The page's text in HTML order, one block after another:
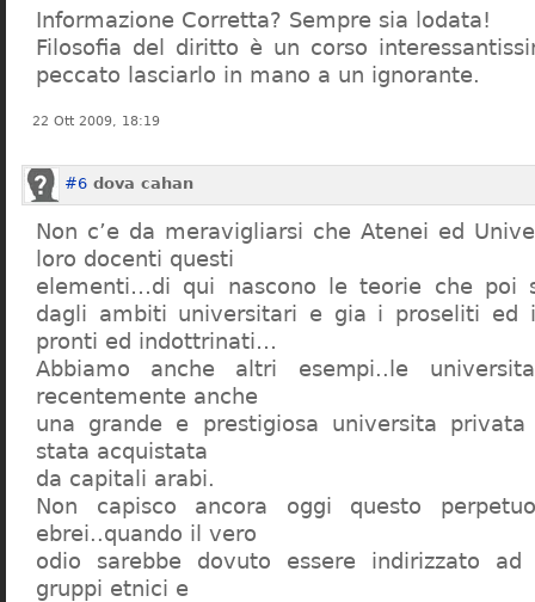
Informazione Corretta? Sempre sia lodata!
Filosofia del diritto è un corso
peccato lasciarlo in mano a un ignorante.
22 Ott 2009, 18:19
#6 dova cahan
Non c’e da meravigliarsi che Atenei ed
loro docenti questi
elementi…di qui nascono le teorie che poi
dagli ambiti universitari e gia i proseliti ed
pronti ed indottrinati…
Abbiamo anche altri esempi..le
recentemente anche
una grande e prestigiosa universita
stata acquistata
da capitali arabi.
Non capisco ancora oggi questo
ebrei..quando il vero
odio sarebbe dovuto essere indirizzato
gruppi etnici e